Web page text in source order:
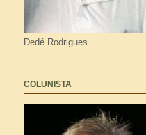
Dedé Rodrigues
COLUNISTA